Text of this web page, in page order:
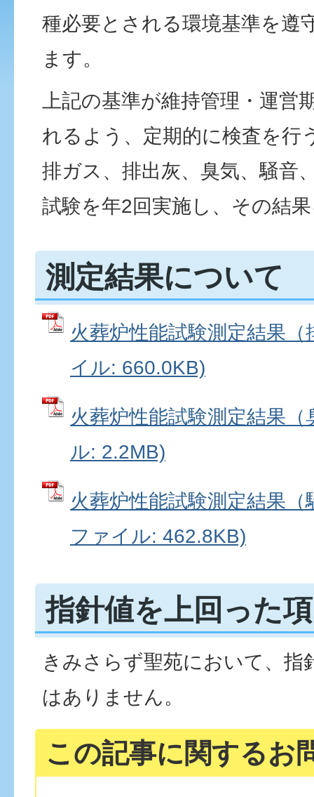
種必要とされる環境基準を遵
ます。
上記の基準が維持管理・運営
れるよう、定期的に検査を⾏
排ガス、排出灰、臭気、騒⾳
試験を年2回実施し、その結
測定結果について
火葬炉性能試験測定結果
イル: 660.0KB)
火葬炉性能試験測定結果
ル: 2.2MB)
火葬炉性能試験測定結果
ファイル: 462.8KB)
指針値を上回った
きみさらず聖苑において、指
はありません。
この記事に関するお